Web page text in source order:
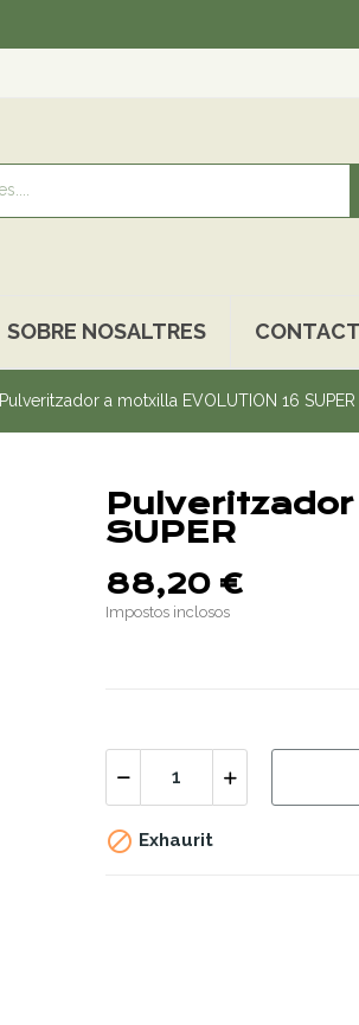
SOBRE NOSALTRES
Pulveritzador a motxilla EVOLUTION 16 SUPER
Pulveritzador
SUPER
88,20 €
Impostos inclosos
 Exhaurit